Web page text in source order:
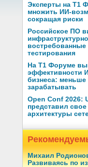
Эксперты на Т1
множить ИИ-
сокращая риски
Российское ПО
востребованные
тестирования
На Т1 Форуме
эффективности
бизнеса:
зарабатывать
Open Conf 2026:
представил
архитектуры
Михаил
Развиваясь по